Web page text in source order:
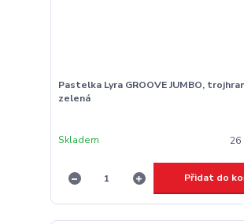
Pastelka Lyra GROOVE JUMBO,
zelená
26
Skladem
Přidat do